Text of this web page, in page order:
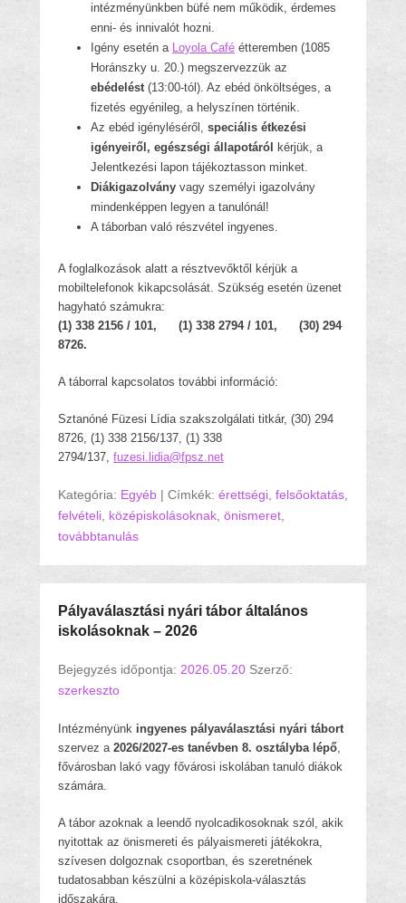
intézményünkben büfé nem működik, érdemes
enni- és innivalót hozni.
Igény esetén a Loyola Café étteremben (1085
Horánszky u. 20.) megszervezzük az
ebédelést (13:00-tól). Az ebéd önköltséges, a
fizetés egyénileg, a helyszínen történik.
Az ebéd igényléséről, speciális étkezési
igényeiről, egészségi állapotáról
kérjük, a
Jelentkezési lapon tájékoztasson minket.
Diákigazolvány vagy személyi igazolvány
mindenképpen legyen a tanulónál!
A táborban való részvétel ingyenes.
A foglalkozások alatt a résztvevőktől kérjük a
mobiltelefonok kikapcsolását. Szükség esetén üzenet
hagyható számukra:
(1) 338 2156 / 101, (1) 338 2794 / 101, (30) 294
8726.
A táborral kapcsolatos további információ:
Sztanóné Füzesi Lídia szakszolgálati titkár, (30) 294
8726, (1) 338 2156/137, (1) 338
2794/137, fuzesi.lidia@fpsz.net
Kategória: Egyéb | Címkék: érettségi felsőoktatás
felvételi középiskolásoknak önismeret
továbbtanulás
Pályaválasztási nyári tábor általános
iskolásoknak – 2026
Bejegyzés időpontja: 2026.05.20 Szerző:
szerkeszto
Intézményünk ingyenes pályaválasztási nyári tábort
szervez a 2026/2027-es tanévben 8. osztályba lépő,
fővárosban lakó vagy fővárosi iskolában tanuló diákok
számára.
A tábor azoknak a leendő nyolcadikosoknak szól, akik
nyitottak az önismereti és pályaismereti játékokra,
szívesen dolgoznak csoportban, és szeretnének
tudatosabban készülni a középiskola-választás
időszakára.